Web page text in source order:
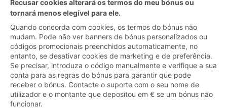
Recusar cookies alterará os termos do meu bónus ou
tornará menos elegível para ele.
Quando concorda com cookies, os termos do bónus não
mudam. Pode não ver banners de bónus personalizados ou
códigos promocionais preenchidos automaticamente, no
entanto, se desativar cookies de marketing e de preferência.
Se precisar, introduza o código manualmente e verifique a sua
conta para as regras do bónus para garantir que pode
receber o bónus. Contacte o suporte com o seu nome de
utilizador e o montante que depositou em € se um bónus não
funcionar.